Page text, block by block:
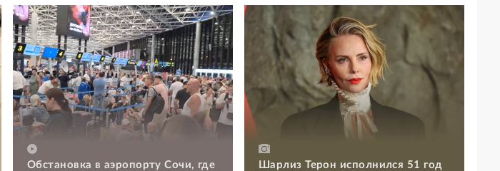
Обстановка в аэропорту Сочи, где
Шарлиз Терон исполнился 51 год